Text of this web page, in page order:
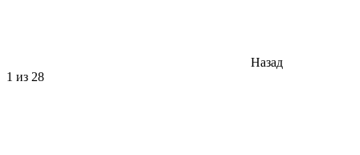
Назад
1 из 28